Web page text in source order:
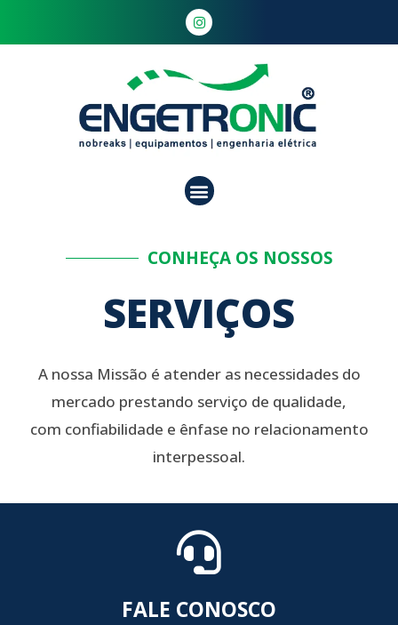
CONHEÇA OS NOSSOS
SERVIÇOS
A nossa Missão é atender as necessidades do
mercado prestando serviço de qualidade,
com confiabilidade e ênfase no relacionamento
interpessoal.
FALE CONOSCO